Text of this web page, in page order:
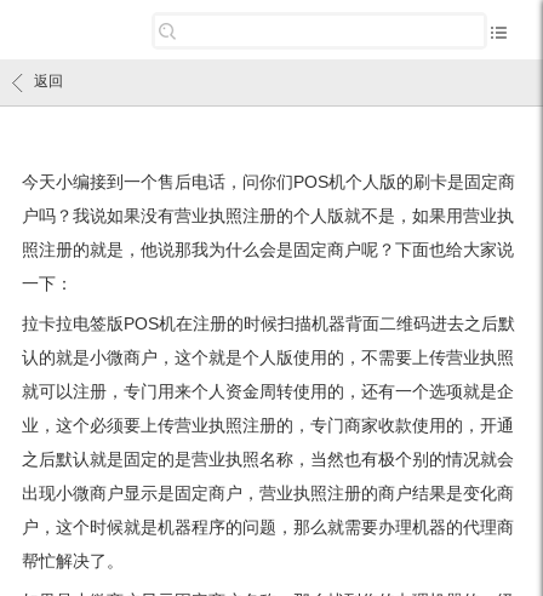
返回
今天小编接到一个售后电话，问你们POS机个人版的刷卡是固定商
户吗？我说如果没有营业执照注册的个人版就不是，如果用营业执
照注册的就是，他说那我为什么会是固定商户呢？下面也给大家说
一下：
拉卡拉电签版POS机在注册的时候扫描机器背面二维码进去之后默
认的就是小微商户，这个就是个人版使用的，不需要上传营业执照
就可以注册，专门用来个人资金周转使用的，还有一个选项就是企
业，这个必须要上传营业执照注册的，专门商家收款使用的，开通
之后默认就是固定的是营业执照名称，当然也有极个别的情况就会
出现小微商户显示是固定商户，营业执照注册的商户结果是变化商
户，这个时候就是机器程序的问题，那么就需要办理机器的代理商
帮忙解决了。